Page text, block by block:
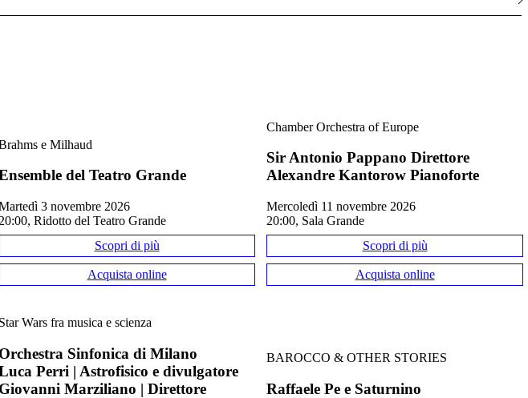
e Milhaud
del Teatro Grande
martedì 3 novembre 2026
20:00, Ridotto del Teatro Grande
Scopri di più
Acquista online
Chamber Orchestra of Europe
Sir Antonio Pappano Direttore
Alexandre Kantorow Pianoforte
mercoledì 11 novembre 2026
20:00, Sala Grande
Scopri di più
Acquista online
Star Wars fra musica e scienza
Orchestra Sinfonica di Milano
Perri | Astrofisico e divulgatore
Giovanni Marziliano | Direttore
BAROCCO & OTHER STORIES
Raffaele Pe e Saturnino